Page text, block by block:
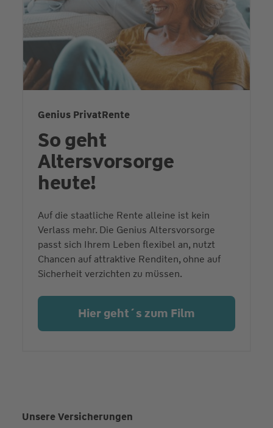
Genius PrivatRente
So geht
Altersvorsorge
heute!
Auf die staatliche Rente alleine ist kein
Verlass mehr. Die Genius Altersvorsorge
passt sich Ihrem Leben flexibel an, nutzt
Chancen auf attraktive Renditen, ohne auf
Sicherheit verzichten zu müssen.
Hier geht´s zum Film
Unsere Versicherungen